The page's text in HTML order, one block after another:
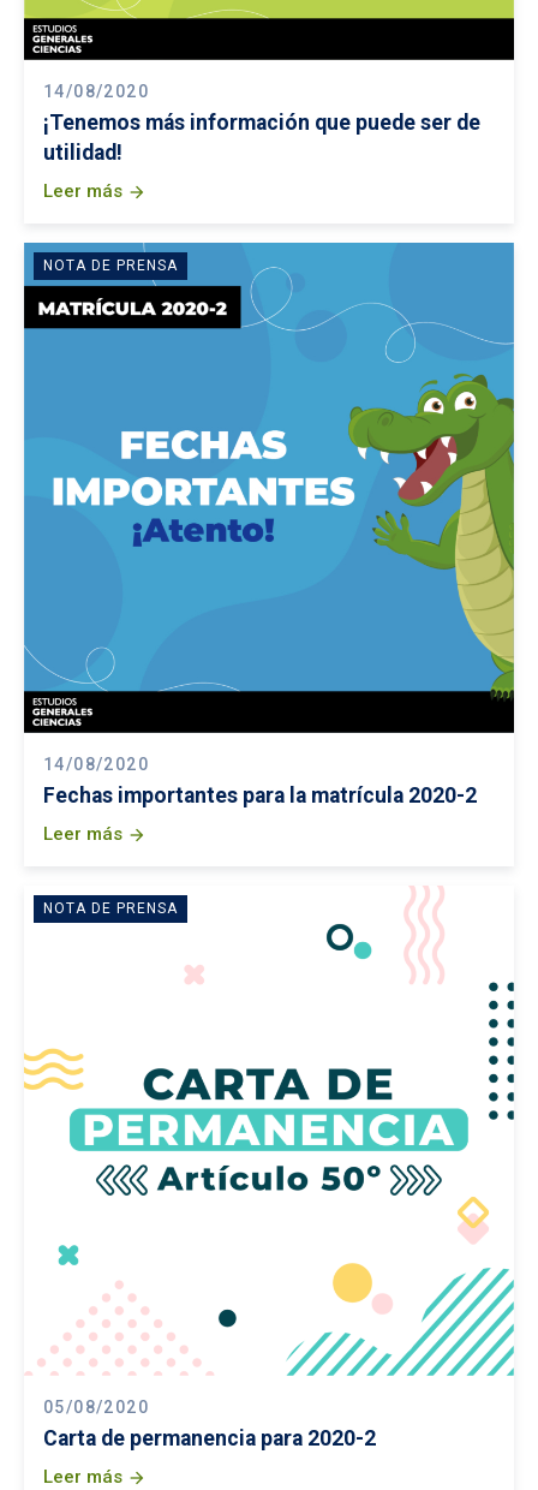
14/08/2020
¡Tenemos más información que puede ser de
utilidad!
Leer más arrow_forward
NOTA DE PRENSA
14/08/2020
Fechas importantes para la matrícula 2020-2
Leer más arrow_forward
NOTA DE PRENSA
05/08/2020
Carta de permanencia para 2020-2
Leer más arrow_forward